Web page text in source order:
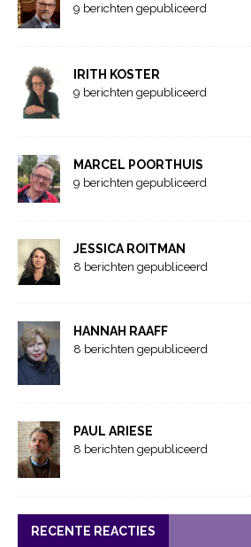
9 berichten gepubliceerd
IRITH KOSTER
9 berichten gepubliceerd
MARCEL POORTHUIS
9 berichten gepubliceerd
JESSICA ROITMAN
8 berichten gepubliceerd
HANNAH RAAFF
8 berichten gepubliceerd
PAUL ARIESE
8 berichten gepubliceerd
RECENTE REACTIES